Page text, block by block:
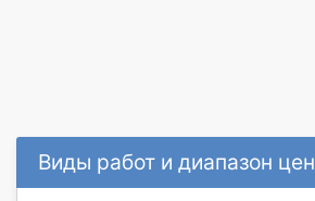
Виды работ и диапазон цен